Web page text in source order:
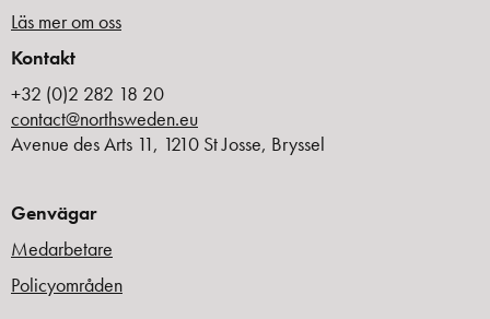
Läs mer om oss
Kontakt
+32 (0)2 282 18 20
contact@northsweden.eu
Avenue des Arts 11, 1210 St Josse, Bryssel
Genvägar
Medarbetare
Policyområden